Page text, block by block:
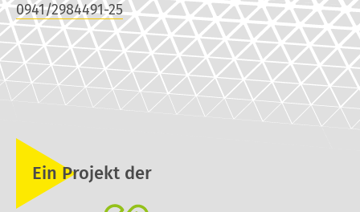
0941/2984491-25
Ein Projekt der